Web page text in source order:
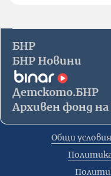
БНР
БНР Новини
Детското.БНР
Архивен фонд
Общи